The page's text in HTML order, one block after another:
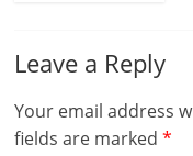
Leave a Reply
Your email address
fields are marked*